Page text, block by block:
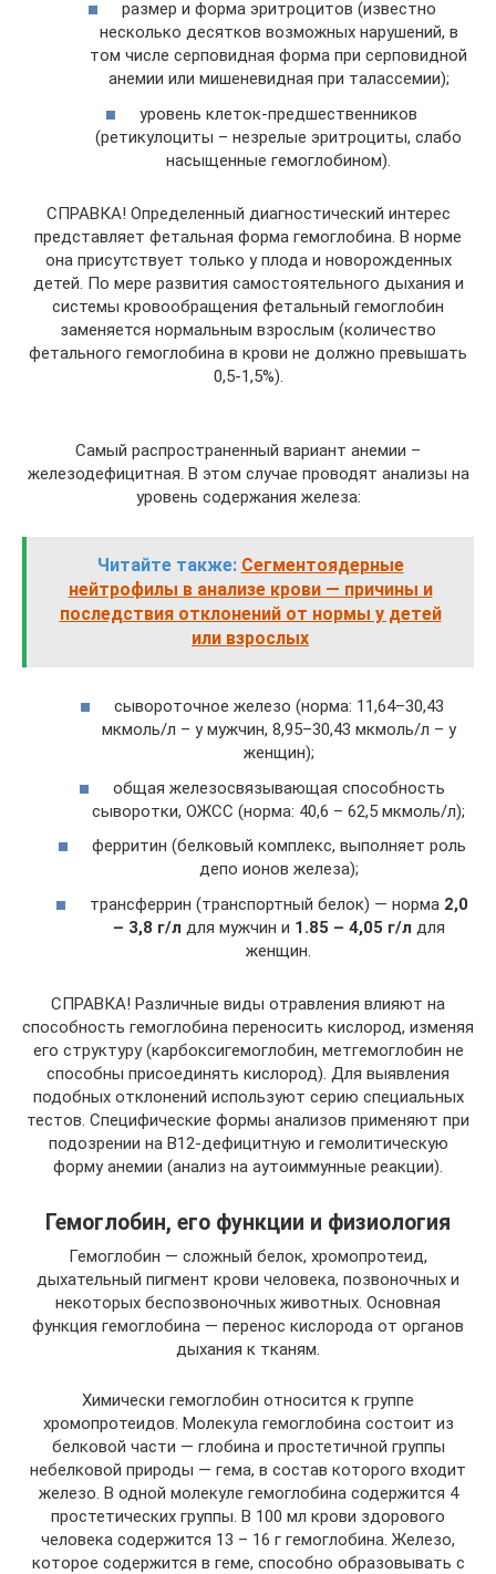
размер и форма эритроцитов (известно
несколько десятков возможных нарушений, в
том числе серповидная форма при серповидной
анемии или мишеневидная при талассемии);
уровень клеток-предшественников
(ретикулоциты – незрелые эритроциты, слабо
насыщенные гемоглобином).
СПРАВКА! Определенный диагностический интерес
представляет фетальная форма гемоглобина. В норме
она присутствует только у плода и новорожденных
детей. По мере развития самостоятельного дыхания и
системы кровообращения фетальный гемоглобин
заменяется нормальным взрослым (количество
фетального гемоглобина в крови не должно превышать
0,5-1,5%).
Самый распространенный вариант анемии –
железодефицитная. В этом случае проводят анализы на
уровень содержания железа:
Читайте также: Сегментоядерные
нейтрофилы в анализе крови — причины и
последствия отклонений от нормы у детей
или взрослых
сывороточное железо (норма: 11,64–30,43
мкмоль/л – у мужчин, 8,95–30,43 мкмоль/л – у
женщин);
общая железосвязывающая способность
сыворотки, ОЖСС (норма: 40,6 – 62,5 мкмоль/л);
ферритин (белковый комплекс, выполняет роль
депо ионов железа);
трансферрин (транспортный белок) — норма 2,0
– 3,8 г/л для мужчин и 1.85 – 4,05 г/л для
женщин.
СПРАВКА! Различные виды отравления влияют на
способность гемоглобина переносить кислород, изменяя
его структуру (карбоксигемоглобин, метгемоглобин не
способны присоединять кислород). Для выявления
подобных отклонений используют серию специальных
тестов. Специфические формы анализов применяют при
подозрении на В12-дефицитную и гемолитическую
форму анемии (анализ на аутоиммунные реакции).
Гемоглобин, его функции и физиология
Гемоглобин — сложный белок, хромопротеид,
дыхательный пигмент крови человека, позвоночных и
некоторых беспозвоночных животных. Основная
функция гемоглобина — перенос кислорода от органов
дыхания к тканям.
Химически гемоглобин относится к группе
хромопротеидов. Молекула гемоглобина состоит из
белковой части — глобина и простетичной группы
небелковой природы — гема, в состав которого входит
железо. В одной молекуле гемоглобина содержится 4
простетических группы. В 100 мл крови здорового
человека содержится 13 – 16 г гемоглобина. Железо,
которое содержится в геме, способно образовывать с